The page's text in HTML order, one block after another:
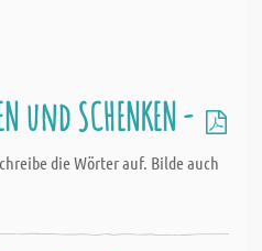
und SCHENKEN -
die Wörter auf. Bilde auch